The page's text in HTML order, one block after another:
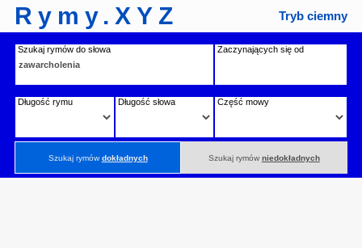
Rymy.XYZ Tryb ciemny
Szukaj rymów do słowa Zaczynających się od
Długość rymu Długość słowa Część mowy
Szukaj rymówdokładnych Szukaj rymów niedokładnych